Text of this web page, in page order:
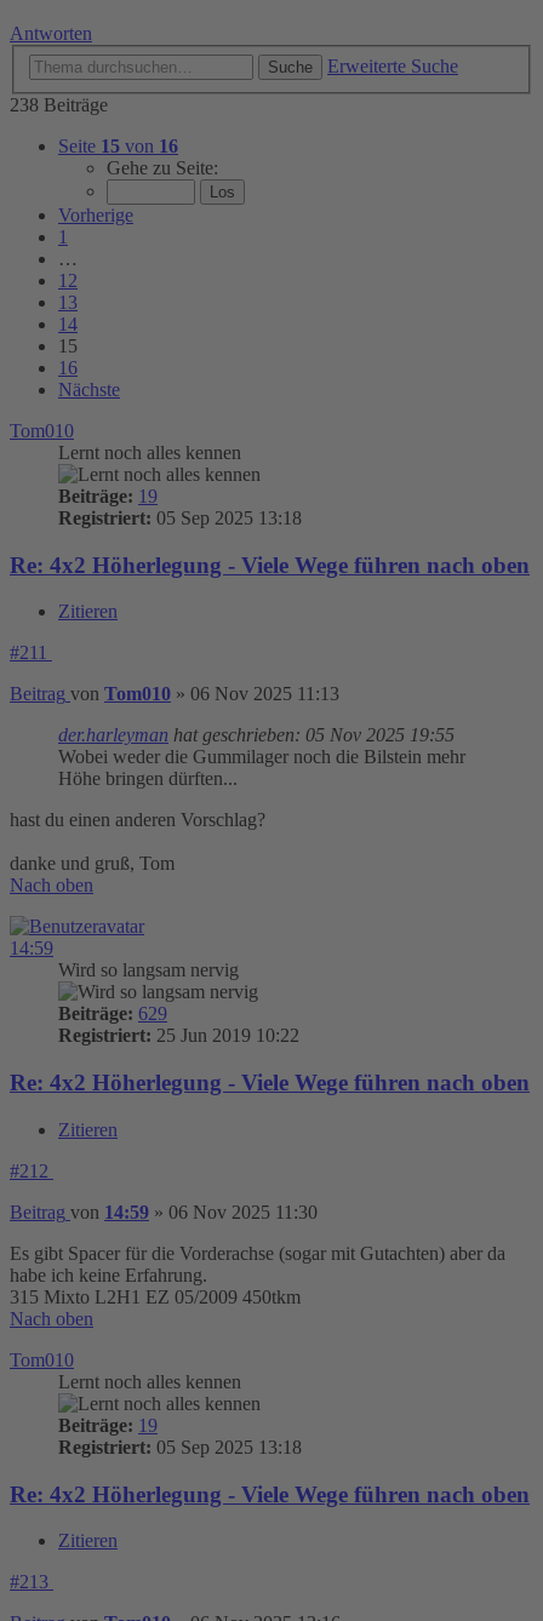
Antworten
Suche
Erweiterte Suche
238 Beiträge
Seite 15 von 16
Gehe zu Seite:
Vorherige
1
…
12
13
14
15
16
Nächste
Tom010
Lernt noch alles kennen
Beiträge: 19
Registriert: 05 Sep 2025 13:18
Re: 4x2 Höherlegung - Viele Wege führen nach oben
Zitieren
#211
Beitrag von Tom010 » 06 Nov 2025 11:13
der.harleyman hat geschrieben: 05 Nov 2025 19:55
Wobei weder die Gummilager noch die Bilstein mehr
Höhe bringen dürften...
hast du einen anderen Vorschlag?
danke und gruß, Tom
Nach oben
14:59
Wird so langsam nervig
Beiträge: 629
Registriert: 25 Jun 2019 10:22
Re: 4x2 Höherlegung - Viele Wege führen nach oben
Zitieren
#212
Beitrag von 14:59 » 06 Nov 2025 11:30
Es gibt Spacer für die Vorderachse (sogar mit Gutachten) aber da
habe ich keine Erfahrung.
315 Mixto L2H1 EZ 05/2009 450tkm
Nach oben
Tom010
Lernt noch alles kennen
Beiträge: 19
Registriert: 05 Sep 2025 13:18
Re: 4x2 Höherlegung - Viele Wege führen nach oben
Zitieren
#213